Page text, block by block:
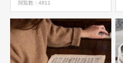
閲覧数：4811